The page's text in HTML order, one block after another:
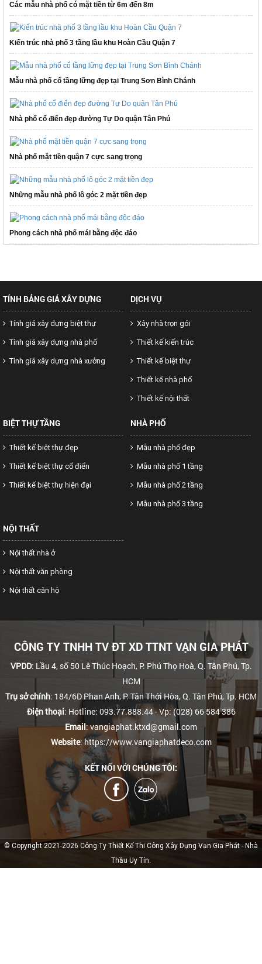
Các mẫu nhà phố có mặt tiền từ 6m đến 8m
Kiến trúc nhà phố 3 tầng lầu khu Hoàn Cầu Quận 7
Mẫu nhà phố cổ tầng lững đẹp tại Trung Sơn Bình Chánh
Nhà phố cổ điển đẹp đường Tự Do quận Tân Phú
Nhà phố mặt tiền quận 7 cực sang trọng
Những mẫu nhà phố lô góc 2 mặt tiền đẹp
Phong cách nhà phố mái bằng độc đáo
TÍNH BẢNG GIÁ XÂY DỰNG
Tính giá xây dựng biệt thự
Tính giá xây dựng nhà phố
Tính giá xây dựng nhà xưởng
DỊCH VỤ
Xây nhà trọn gói
Thiết kế kiến trúc
Thiết kế biệt thự
Thiết kế nhà phố
Thiết kế nội thất
BIỆT THỰ TẦNG
Thiết kế biệt thự đẹp
Thiết kế biệt thự cổ điển
Thiết kế biệt thự hiện đại
NHÀ PHỐ
Mẫu nhà phố đẹp
Mẫu nhà phố 1 tầng
Mẫu nhà phố 2 tầng
Mẫu nhà phố 3 tầng
NỘI THẤT
Nội thất nhà ở
Nội thất văn phòng
Nội thất căn hộ
CÔNG TY TNHH TV ĐT XD TTNT VẠN GIA PHÁT
VPDD: Lầu 4, số 50 Lê Thúc Hoạch, P. Phú Thọ Hoà, Q. Tân Phú, Tp.
HCM
Trụ sở chính: 184/6D Phan Anh, P. Tân Thới Hòa, Q. Tân Phú, Tp. HCM
Điện thoại: Hotline: 093.77.888.44- Vp: (028) 66 584 386
Email: vangiaphat.ktxd@gmail.com
Website: https://www.vangiaphatdeco.com
KẾT NỐI VỚI CHÚNG TÔI:
© Copyright 2021-2026 Công Ty Thiết Kế Thi Công Xây Dựng Vạn Gia Phát - Nhà
Thầu Uy Tín.